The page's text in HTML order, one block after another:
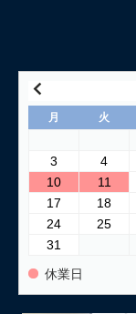
月 火
3
4
10
11
17
18
24
25
31
休業日